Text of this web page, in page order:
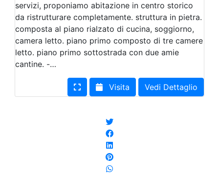
servizi, proponiamo abitazione in centro storico
da ristrutturare completamente. struttura in pietra.
composta al piano rialzato di cucina, soggiorno,
camera letto. piano primo composto di tre camere
letto. piano primo sottostrada con due amie
cantine. -…
Visita Vedi Dettaglio